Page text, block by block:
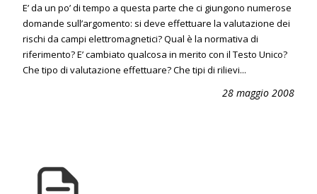
E’ da un po’ di tempo a questa parte che ci giungono numerose
domande sull’argomento: si deve effettuare la valutazione dei
rischi da campi elettromagnetici? Qual è la normativa di
riferimento? E’ cambiato qualcosa in merito con il Testo Unico?
Che tipo di valutazione effettuare? Che tipi di rilievi...
28 maggio 2008